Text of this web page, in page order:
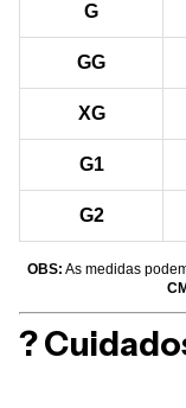
G
GG
XG
G1
G2
OBS: As medidas
CM
?